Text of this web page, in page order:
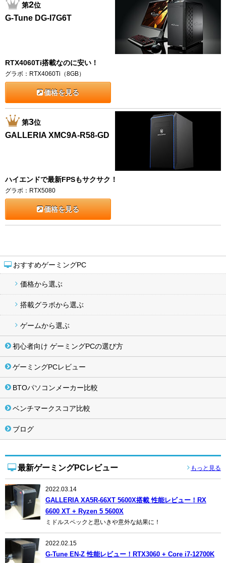
おすすめゲーミングPC
価格から選ぶ
搭載グラボから選ぶ
ゲームから選ぶ
初心者向け ゲーミングPCの選び方
ゲーミングPCレビュー
BTOパソコンメーカー比較
ベンチマークスコア比較
ブログ
最新ゲーミングPCレビュー もっと見る
2022.03.14
GALLERIA XA5R-66XT 5600X搭載 性能レビュー！RX
6600 XT + Ryzen 5 5600X
ミドルスペックと思いきや意外な結果に！
2022.02.15
G-Tune EN-Z 性能レビュー！RTX3060 + Core i7-12700K
第2位
G-Tune DG-I7G6T
RTX4060Ti搭載なのに安い！
グラボ：RTX4060Ti（8GB）
価格を見る
第3位
GALLERIA XMC9A-R58-GD
ハイエンドで最新FPSもサクサク！
グラボ：RTX5080
価格を見る